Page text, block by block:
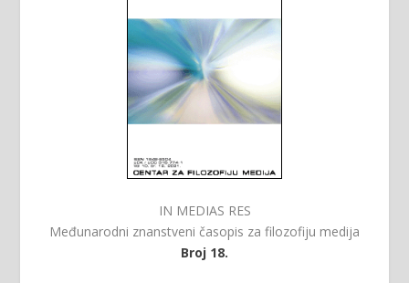
IN MEDIAS RES
Međunarodni znanstveni časopis za filozofiju medija
Broj 18.